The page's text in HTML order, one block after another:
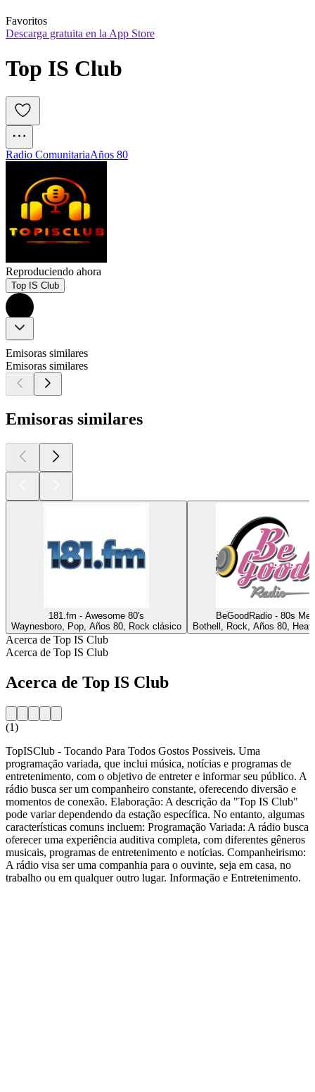
Favoritos
Descarga gratuita en la App Store
Top IS Club
Radio ComunitariaAños 80
Reproduciendo ahora
Top IS Club
Emisoras similares
Emisoras similares
Emisoras similares
181.fm - Awesome 80's
Waynesboro, Pop, Años 80, Rock clásico
BeGoodRadio - 80s
Bothell, Rock, Años 80,
Acerca de Top IS Club
Acerca de Top IS Club
Acerca de Top IS Club
(1)
TopISClub - Tocando Para Todos Gostos Possiveis. Uma
programação variada, que inclui música, notícias e programas de
entretenimento, com o objetivo de entreter e informar seu público. A
rádio busca ser um companheiro constante, oferecendo diversão e
momentos de conexão. Elaboração: A descrição da "Top IS Club"
pode variar dependendo da estação específica. No entanto, algumas
características comuns incluem: Programação Variada: A rádio busca
oferecer uma experiência auditiva completa, com diferentes gêneros
musicais, programas de entretenimento e notícias. Companheirismo:
A rádio visa ser uma companhia para o ouvinte, seja em casa, no
trabalho ou em qualquer outro lugar. Informação e Entretenimento.